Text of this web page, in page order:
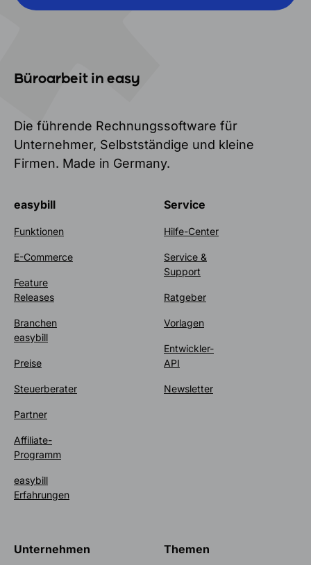
Büroarbeit in easy
Die führende Rechnungssoftware für
Unternehmer, Selbstständige und kleine
Firmen. Made in Germany.
easybill
Funktionen
E-Commerce
Feature
Releases
Branchen
easybill
Preise
Steuerberater
Partner
Affiliate-
Programm
easybill
Erfahrungen
Service
Hilfe-Center
Service &
Support
Ratgeber
Vorlagen
Entwickler-
API
Newsletter
Unternehmen Themen